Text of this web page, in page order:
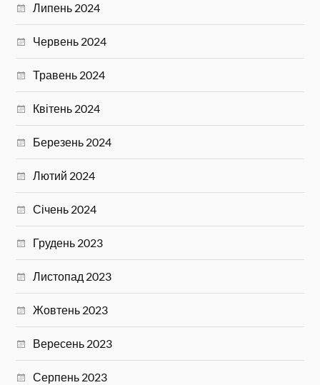
Липень 2024
Червень 2024
Травень 2024
Квітень 2024
Березень 2024
Лютий 2024
Січень 2024
Грудень 2023
Листопад 2023
Жовтень 2023
Вересень 2023
Серпень 2023